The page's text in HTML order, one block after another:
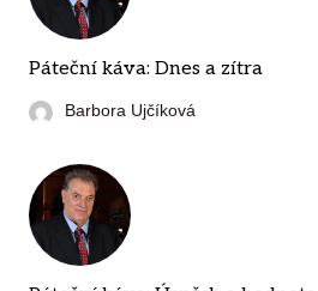
Páteční káva: Dnes a zítra
Barbora Ujčíková